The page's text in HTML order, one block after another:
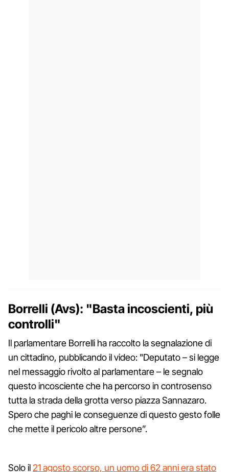
Borrelli (Avs): "Basta incoscienti, più
controlli"
Il parlamentare Borrelli ha raccolto la segnalazione di
un cittadino, pubblicando il video: "Deputato – si legge
nel messaggio rivolto al parlamentare – le segnalo
questo incosciente che ha percorso in controsenso
tutta la strada della grotta verso piazza Sannazaro.
Spero che paghi le conseguenze di questo gesto folle
che mette il pericolo altre persone”.
Solo il 21 agosto scorso, un uomo di 62 anni era stato